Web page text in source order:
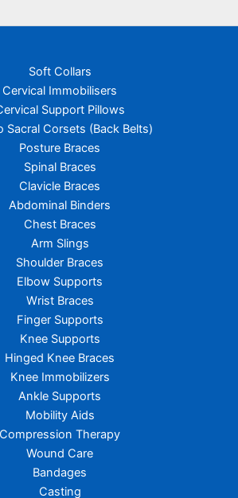
Soft Collars
Cervical Immobilisers
Support Pillows
Sacral Corsets (Back Belts)
Posture Braces
Spinal Braces
Clavicle Braces
Abdominal Binders
Chest Braces
Arm Slings
Shoulder Braces
Elbow Supports
Wrist Braces
Finger Supports
Knee Supports
Hinged Knee Braces
Knee Immobilizers
Ankle Supports
Mobility Aids
Compression Therapy
Wound Care
Bandages
Casting